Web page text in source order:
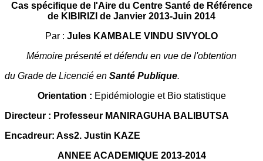
Cas spécifique de l'Aire du Centre Santé de Référence
de KIBIRIZI de Janvier 2013-Juin 2014
Par : Jules KAMBALE VINDU SIVYOLO
Mémoire présenté et défendu en vue de l'obtention
du Grade de Licencié en Santé Publique.
Orientation : Epidémiologie et Bio statistique
Directeur : Professeur MANIRAGUHA BALIBUTSA
Encadreur: Ass2. Justin KAZE
ANNEE ACADEMIQUE 2013-2014